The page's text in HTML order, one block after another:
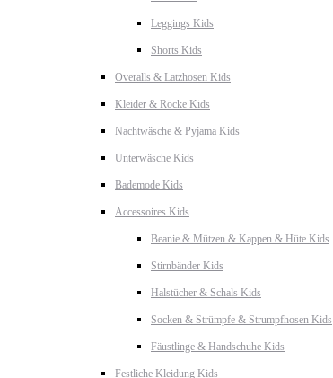
Leggings Kids
Shorts Kids
Overalls & Latzhosen Kids
Kleider & Röcke Kids
Nachtwäsche & Pyjama Kids
Unterwäsche Kids
Bademode Kids
Accessoires Kids
Beanie & Mützen & Kappen & Hüte Kids
Stirnbänder Kids
Halstücher & Schals Kids
Socken & Strümpfe & Strumpfhosen Kids
Fäustlinge & Handschuhe Kids
Festliche Kleidung Kids